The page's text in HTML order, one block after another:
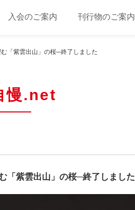
入会のご案内 刊行物のご案内
「紫雲出山」の桜─終了しました
慢.net
「紫雲出山」の桜─終了しました